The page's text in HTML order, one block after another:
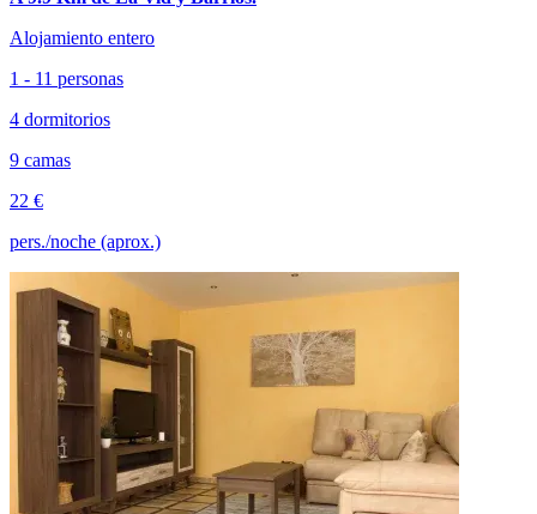
Alojamiento entero
1 - 11 personas
4 dormitorios
9 camas
22 €
pers./noche (aprox.)